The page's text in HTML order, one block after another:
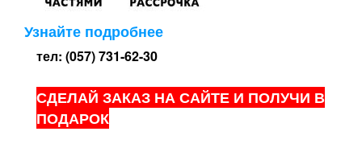
Узнайте подробнее
тел: (057) 731-62-30
СДЕЛАЙ ЗАКАЗ НА САЙТЕ И ПОЛУЧИ В
ПОДАРОК